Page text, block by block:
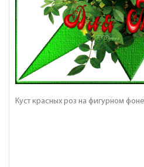
Куст красных роз на фигурном фоне